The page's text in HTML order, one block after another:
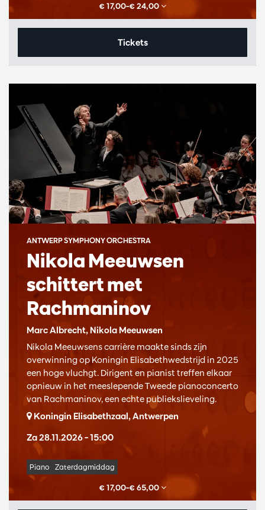
€ 17,00–€ 24,00
Tickets
Nikola Meeuwsen
schittert met
Rachmaninov
Marc Albrecht, Nikola Meeuwsen
ANTWERP SYMPHONY ORCHESTRA
Za 28.11.2026– 15:00
Nikola Meeuwsens carrière maakte sinds zijn
overwinning op Koningin Elisabethwedstrijd in 2025
een hoge vluchgt. Dirigent en pianist treffen elkaar
opnieuw in het meeslepende Tweede pianoconcerto
van Rachmaninov, een echte publiekslieveling.
Koningin Elisabethzaal, Antwerpen
Piano Zaterdagmiddag
€ 17,00–€ 65,00